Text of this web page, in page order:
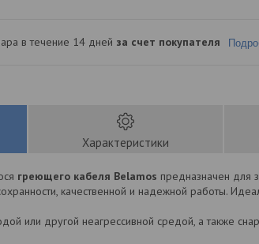
в течение 14 дней за счет покупателя
Характеристики
греющего кабеля Belamos предназначен для
качественной и надежной работы.
или другой неагрессивной средой, а также